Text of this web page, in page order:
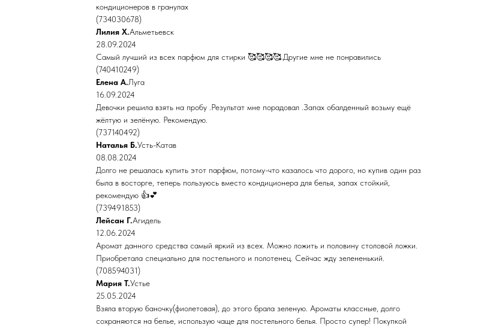
кондиционеров в гранулах
(734030678)
Лилия Х.Альметьевск
28.09.2024
Самый лучший из всех парфюм для стирки 🥰🥰🥰🥰.Другие мне не понравились
(740410249)
Елена А.Луга
16.09.2024
Девочки решила взять на пробу .Результат мне порадовал .Запах обалденный возьму ещё
жёлтую и зелёную. Рекомендую.
(737140492)
Наталья Б.Усть-Катав
08.08.2024
Долго не решалась купить этот парфюм, потому-что казалось что дорого, но купив один раз
была в восторге, теперь пользуюсь вместо кондиционера для белья, запах стойкий,
рекомендую 👍💕
(739491853)
Лейсан Г.Агидель
12.06.2024
Аромат данного средства самый яркий из всех. Можно ложить и половину столовой ложки.
Приобретала специально для постельного и полотенец. Сейчас жду зелененький.
(708594031)
Мария Т.Устье
25.05.2024
Взяла вторую баночку(фиолетовая), до этого брала зеленую. Ароматы классные, долго
сохраняются на белье, использую чаще для постельного белья. Просто супер! Покупкой